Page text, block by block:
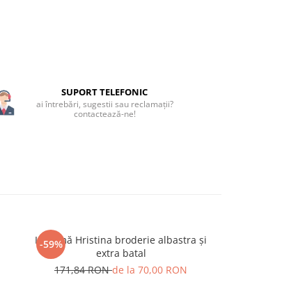
SUPORT TELEFONIC
ai întrebări, sugestii sau reclamații?
contactează-ne!
-59%
Ie damă Hristina broderie albastra și
extra batal
171,84 RONde la 70,00 RON